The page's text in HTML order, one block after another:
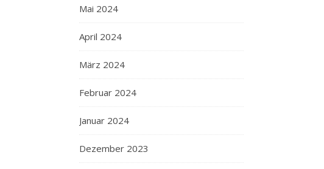
Mai 2024
April 2024
März 2024
Februar 2024
Januar 2024
Dezember 2023